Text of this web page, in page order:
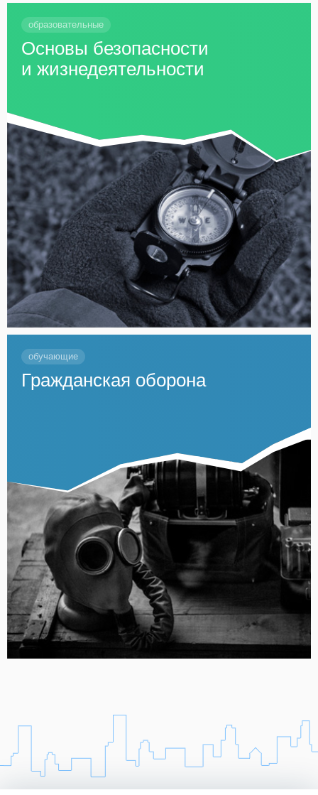
образовательные
Основы безопасности
и жизнедеятельности
обучающие
Гражданская оборона